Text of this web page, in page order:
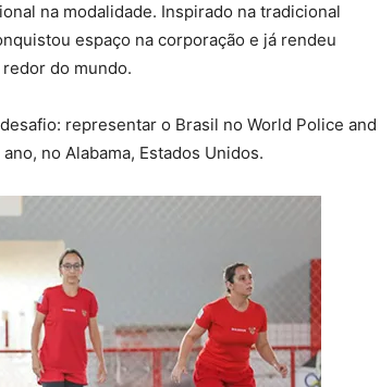
na modalidade. Inspirado na tradicional
espaço na corporação e já rendeu
do mundo.
representar o Brasil no World Police and
no Alabama, Estados Unidos.